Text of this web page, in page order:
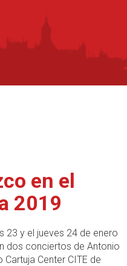
en el
2019
23 y el jueves 24 de enero
dos conciertos de Antonio
Center CITE de